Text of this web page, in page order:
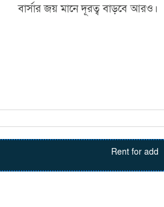
বার্সার জয় মানে দূরত্ব বাড়বে আরও।
Rent for add